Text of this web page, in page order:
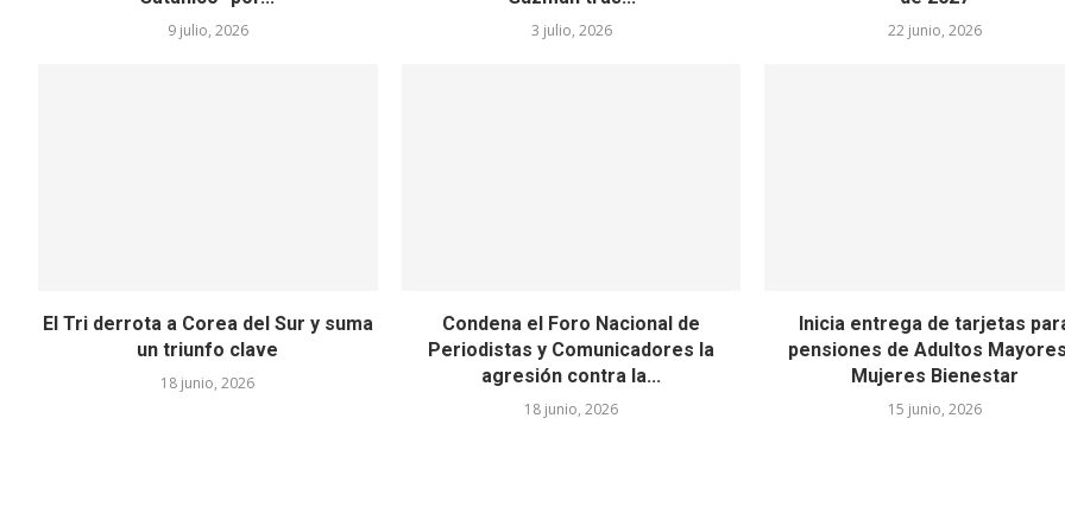
9 julio, 2026 3 julio, 2026 22 junio, 2026
El Tri derrota a Corea del Sur y suma
un triunfo clave
18 junio, 2026
Condena el Foro Nacional de
Periodistas y Comunicadores la
agresión contra la...
18 junio, 2026
Inicia entrega de tarjetas
pensiones de Adultos
Mujeres Bienestar
15 junio, 2026